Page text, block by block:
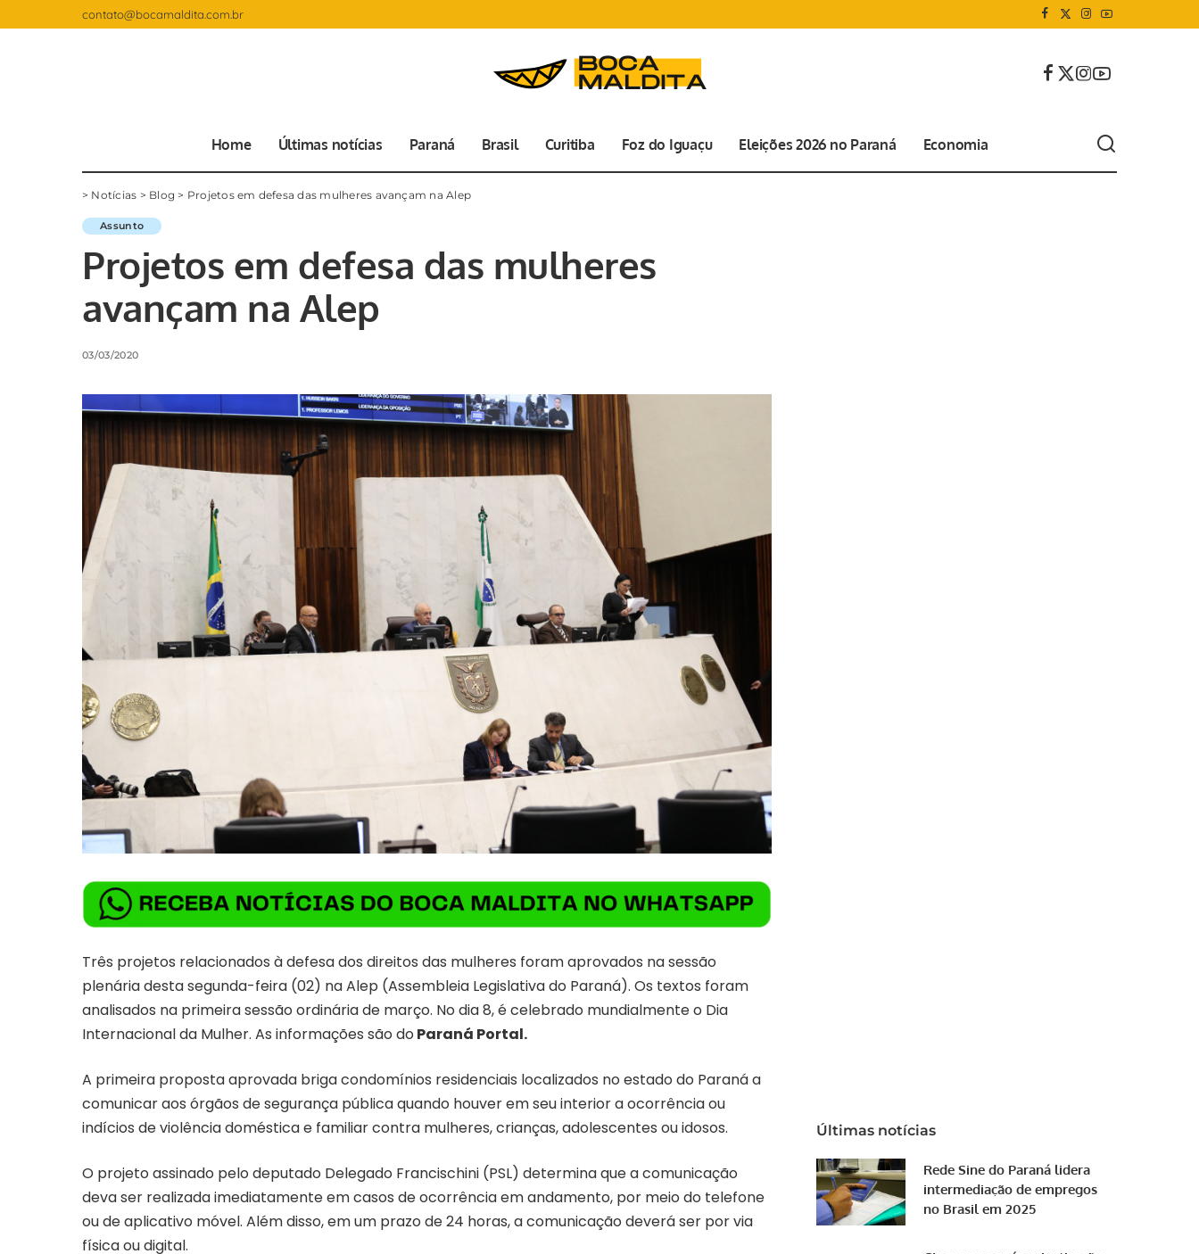
contato@bocamaldita.com.br
Home Últimas notícias Paraná Brasil Curitiba Foz do Iguaçu Eleições 2026 no Paraná Economia
> Notícias > Blog > Projetos em defesa das mulheres avançam na Alep
Assunto
Projetos em defesa das mulheres
avançam na Alep
03/03/2020
Três projetos relacionados à defesa dos direitos das mulheres foram aprovados na sessão
plenária desta segunda-feira (02) na Alep (Assembleia Legislativa do Paraná). Os textos foram
analisados na primeira sessão ordinária de março. No dia 8, é celebrado mundialmente o Dia
Internacional da Mulher. As informações são do Paraná Portal.
A primeira proposta aprovada briga condomínios residenciais localizados no estado do Paraná a
comunicar aos órgãos de segurança pública quando houver em seu interior a ocorrência ou
indícios de violência doméstica e familiar contra mulheres, crianças, adolescentes ou idosos.
O projeto assinado pelo deputado Delegado Francischini (PSL) determina que a comunicação
deva ser realizada imediatamente em casos de ocorrência em andamento, por meio do telefone
ou de aplicativo móvel. Além disso, em um prazo de 24 horas, a comunicação deverá ser por via
física ou digital.
Últimas notícias
Rede Sine do Paraná lidera
intermediação de empregos
no Brasil em 2025